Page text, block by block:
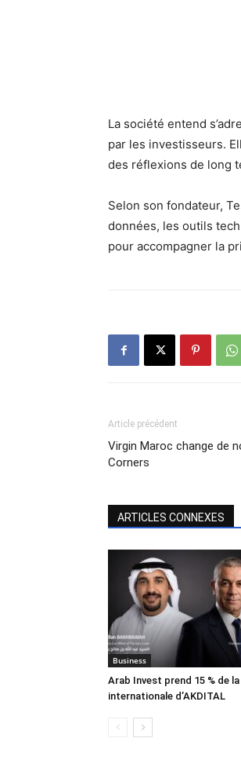
La société entend
par les investisseurs.
des réflexions de long
Selon son fondateur,
données, les outils
pour accompagner la
Article précédent
Virgin Maroc change de
Corners
ARTICLES CONNEXES
Business
Arab Invest prend 15 % de
internationale d’AKDITAL